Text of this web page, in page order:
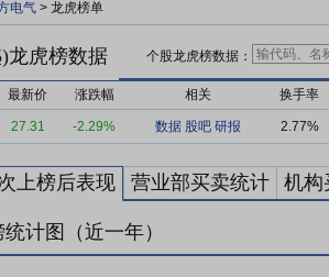
电气 > 龙虎榜单
龙虎榜数据 个股龙虎榜数据：
最新价 涨跌幅 相关 换手率
27.31 -2.29% 数据 股吧 研报 2.77%
上榜后表现 营业部买卖统计 机构
计图（近一年）